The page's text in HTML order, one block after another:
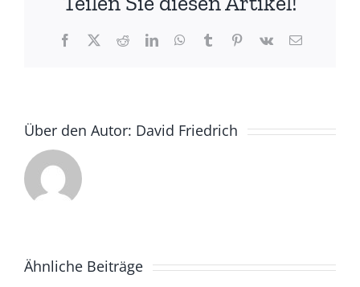
Facebook
X RedditLinkedInWhatsApp
TumblrPinterest
Vk
E-
Über den Autor: David Friedrich
Ähnliche Beiträge